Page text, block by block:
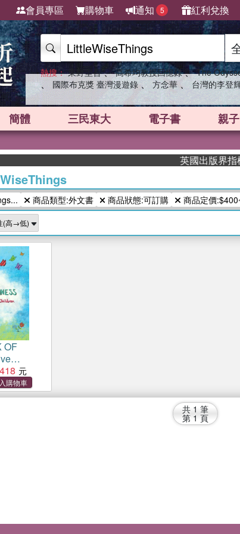
會員專區 購物車 通知 5 紅利兌換
熱搜： 東野圭吾 、 高希均教授回憶錄 、 The
、 國際布克獎 臺灣漫遊錄 、 方念華 、 台灣的李登
簡體 三民東大 電子書 親子
英國出版界指
商品類型:外文書 商品狀態:可訂購 商品定價
OF
418
共 1 筆
第 1 頁